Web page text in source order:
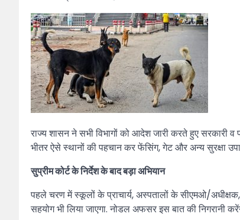
राज्य शासन ने सभी विभागों को आदेश जारी करते हुए सरकारी
भीतर ऐसे स्थानों की पहचान कर फेंसिंग, गेट और अन्य सुरक्षा
सुप्रीम कोर्ट के निर्देश के बाद बड़ा अभियान
पहले चरण में स्कूलों के प्राचार्य, अस्पतालों के सीएमओ/
सहयोग भी लिया जाएगा. नोडल अफसर इस बात की निगरानी